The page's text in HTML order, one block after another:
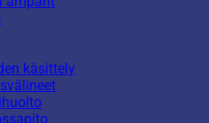
käsittely